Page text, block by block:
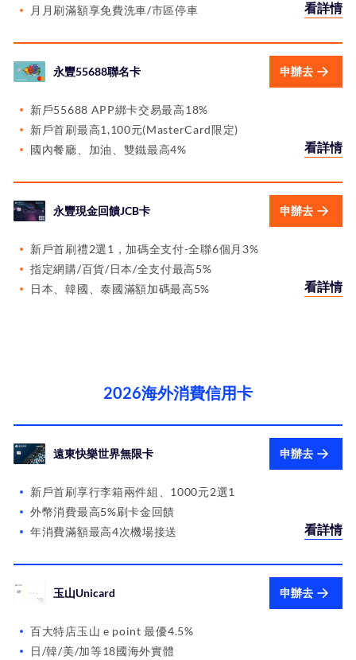
月月刷滿額享免費洗車/市區停車 看詳情
永豐55688聯名卡 申辦去
新戶55688 APP綁卡交易最高18%
新戶首刷最高1,100元(MasterCard限定)
國內餐廳、加油、雙鐵最高4%
看詳情
永豐現金回饋JCB卡 申辦去
新戶首刷禮2選1，加碼全支付-全聯6個月3%
指定網購/百貨/日本/全支付最高5%
日本、韓國、泰國滿額加碼最高5%
看詳情
2026海外消費信用卡
遠東快樂世界無限卡 申辦去
新戶首刷享行李箱兩件組、1000元2選1
外幣消費最高5%刷卡金回饋
年消費滿額最高4次機場接送
看詳情
玉山Unicard 申辦去
百大特店玉山 e point 最優4.5%
日/韓/美/加等18國海外實體